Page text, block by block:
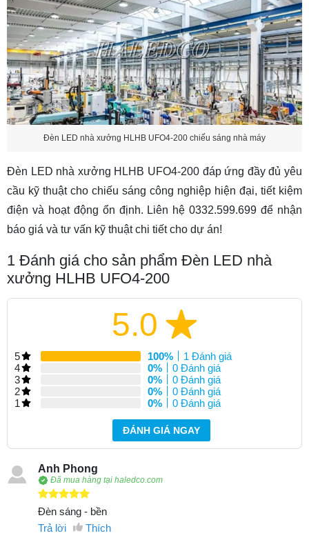
Đèn LED nhà xưởng HLHB UFO4-200 chiếu sáng nhà máy
Đèn LED nhà xưởng HLHB UFO4-200 đáp ứng đầy đủ yêu
cầu kỹ thuật cho chiếu sáng công nghiệp hiện đại, tiết kiệm
điện và hoạt động ổn định. Liên hệ 0332.599.699 để nhận
báo giá và tư vấn kỹ thuật chi tiết cho dự án!
1 Đánh giá cho sản phẩm Đèn LED nhà
xưởng HLHB UFO4-200
5.0
5 100%
1 Đánh giá
4
0%
0 Đánh giá
3
0%
0 Đánh giá
2
0%
0 Đánh giá
1
0% 0 Đánh giá
ĐÁNH GIÁ NGAY
Anh Phong
Đã mua hàng tại haledco.com
Đèn sáng - bền
Trả lời
Thích